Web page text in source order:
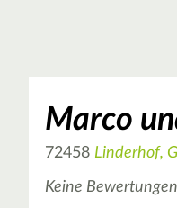
Marco
72458 Linderhof,
Keine Bewertungen